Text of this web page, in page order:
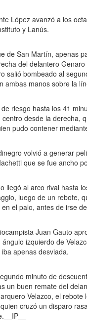
López avanzó a los
y Lanús.
de San Martín, apenas
del delantero
salió bombeado al
ambas manos sobre la
riesgo hasta los 41
desde la derecha,
pudo contener
volvió a generar
que se fue ancho
llegó al arco rival hasta
luego de un rebote,
el palo, antes de irse
Juan Gauto
izquierdo de
apenas desviada.
minuto de
un buen remate del
Velazco, el
cruzó un disparo